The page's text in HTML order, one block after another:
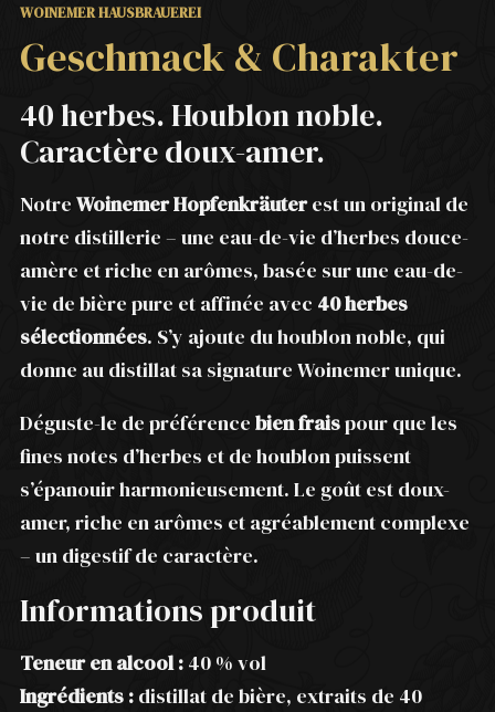
WOINEMER HAUSBRAUEREI
Geschmack & Charakter
40 herbes. Houblon noble.
Caractère doux-amer.
Notre Woinemer Hopfenkräuterest un original de
notre distillerie – une eau-de-vie d’herbes douce-
amère et riche en arômes, basée sur une eau-de-
vie de bière pure et affinée avec 40 herbes
sélectionnées. S’y ajoute du houblon noble, qui
donne au distillat sa signature Woinemer unique.
Déguste-le de préférence bien fraispour que les
fines notes d’herbes et de houblon puissent
s’épanouir harmonieusement. Le goût est doux-
amer, riche en arômes et agréablement complexe
– un digestif de caractère.
Informations produit
Teneur en alcool : 40 % vol
Ingrédients : distillat de bière, extraits de 40